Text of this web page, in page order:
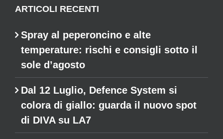
ARTICOLI RECENTI
Spray al peperoncino e alte
temperature: rischi e consigli sotto il
sole d’agosto
Dal 12 Luglio, Defence System si
colora di giallo: guarda il nuovo spot
di DIVA su LA7